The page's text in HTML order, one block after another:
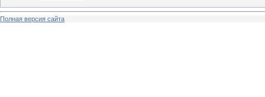
Полная версия сайта